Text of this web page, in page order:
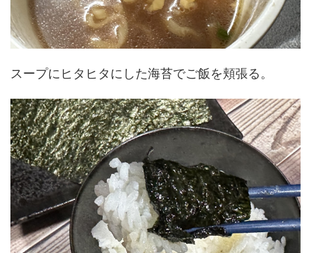
スープにヒタヒタにした海苔でご飯を頬張る。